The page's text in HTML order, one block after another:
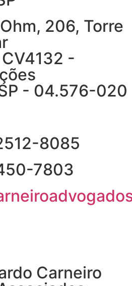
206, Torre
-
- 04.576-020
8085
7803
Carneiro